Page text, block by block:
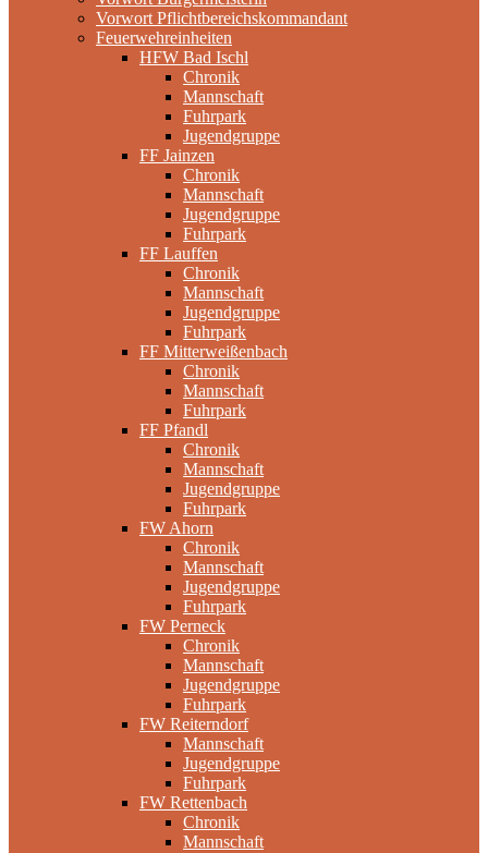
Vorwort Pflichtbereichskommandant
Feuerwehreinheiten
HFW Bad Ischl
Chronik
Mannschaft
Fuhrpark
Jugendgruppe
FF Jainzen
Chronik
Mannschaft
Jugendgruppe
Fuhrpark
FF Lauffen
Chronik
Mannschaft
Jugendgruppe
Fuhrpark
FF Mitterweißenbach
Chronik
Mannschaft
Fuhrpark
FF Pfandl
Chronik
Mannschaft
Jugendgruppe
Fuhrpark
FW Ahorn
Chronik
Mannschaft
Jugendgruppe
Fuhrpark
FW Perneck
Chronik
Mannschaft
Jugendgruppe
Fuhrpark
FW Reiterndorf
Mannschaft
Jugendgruppe
Fuhrpark
FW Rettenbach
Chronik
Mannschaft